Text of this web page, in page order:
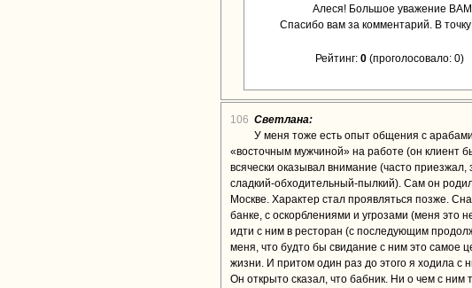
Алеся! Большое уважение
Спасибо вам за комментарий. В точку
Рейтинг: 0 (проголосовало: 0)
106 Светлана:
У меня тоже есть опыт общения с
«восточным мужчиной» на работе (он клиент
всячески оказывал внимание (часто приезжал,
сладкий-обходительный-пылкий). Сам он
Москве. Характер стал проявляться позже.
банке, с оскорблениями и угрозами (меня это
идти с ним в ресторан (с последующим
меня, что будто бы свидание с ним это самое
жизни. И притом один раз до этого я ходила с
Он открыто сказал, что бабник. Ни о чем с ним